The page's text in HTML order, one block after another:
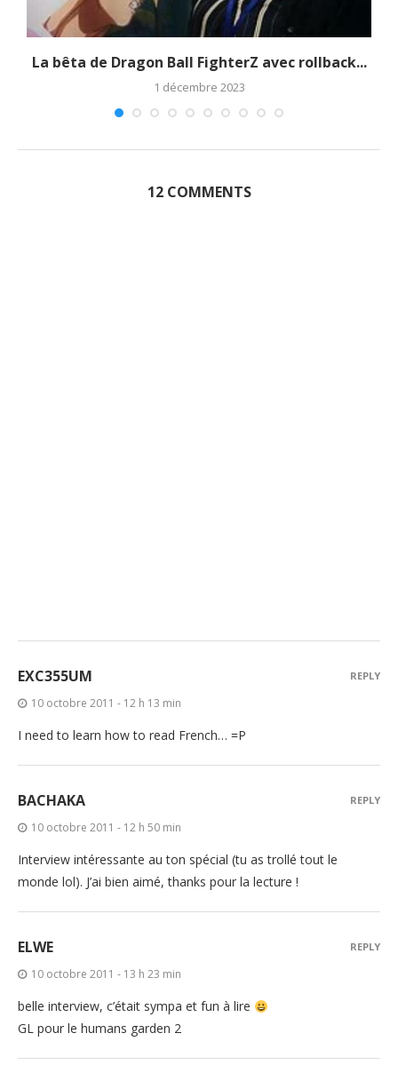
La bêta de Dragon Ball FighterZ avec rollback...
1 décembre 2023
12 COMMENTS
EXC355UM
10 octobre 2011 - 12 h 13 min
I need to learn how to read French… =P
REPLY
BACHAKA
10 octobre 2011 - 12 h 50 min
Interview intéressante au ton spécial (tu as trollé tout le
monde lol). J’ai bien aimé, thanks pour la lecture !
REPLY
ELWE
10 octobre 2011 - 13 h 23 min
belle interview, c’était sympa et fun à lire
GL pour le humans garden 2
REPLY